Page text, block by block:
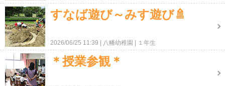
すなば遊び～みす遊び🚿
2026/06/25 11:39 八幡幼稚園 １年生
＊授業参観＊